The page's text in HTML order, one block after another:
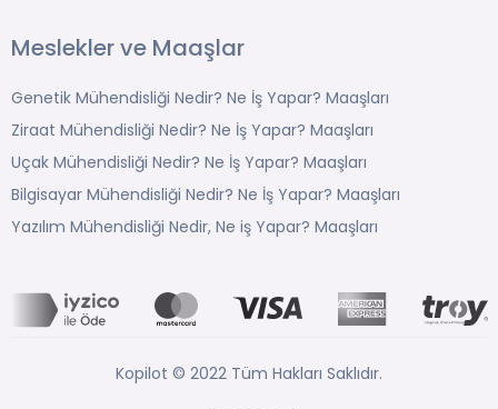
Meslekler ve Maaşlar
Genetik Mühendisliği Nedir? Ne İş Yapar? Maaşları
Ziraat Mühendisliği Nedir? Ne İş Yapar? Maaşları
Uçak Mühendisliği Nedir? Ne İş Yapar? Maaşları
Bilgisayar Mühendisliği Nedir? Ne İş Yapar? Maaşları
Yazılım Mühendisliği Nedir, Ne iş Yapar? Maaşları
Kopilot © 2022 Tüm Hakları Saklıdır.